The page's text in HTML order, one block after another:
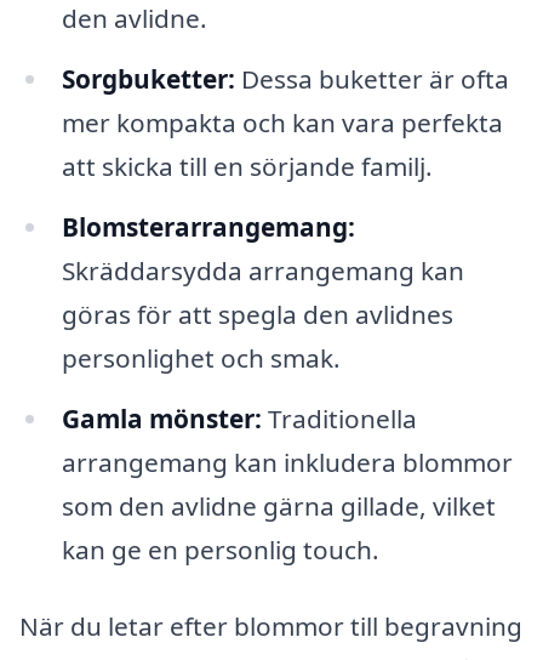
den avlidne.
Sorgbuketter: Dessa buketter är ofta
mer kompakta och kan vara perfekta
att skicka till en sörjande familj.
Blomsterarrangemang:
Skräddarsydda arrangemang kan
göras för att spegla den avlidnes
personlighet och smak.
Gamla mönster: Traditionella
arrangemang kan inkludera blommor
som den avlidne gärna gillade, vilket
kan ge en personlig touch.
När du letar efter blommor till begravning